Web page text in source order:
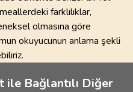
farklılıklar,
olmasına göre
okuyucunun anlama şekli
ile Bağlantılı Diğer